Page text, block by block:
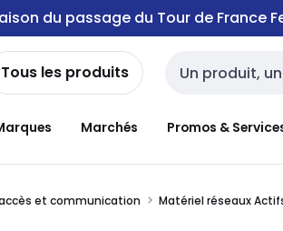
raison du passage du Tour de
Tous les produits Entrée de
Marchés Promos &
et communication Matériel réseaux